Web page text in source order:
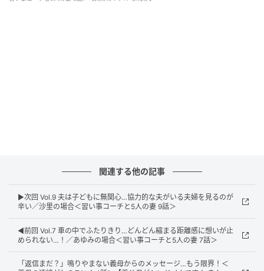
関連する他の記事
▶︎次回 Vol.9 夫は子どもに無関心…協力的な夫がいる夫婦を見るのが
辛い／沙里の場合＜習い事コーチと5人の妻 9話＞
◀︎前回 Vol.7 車の中でふたりきり…どんどん縮まる距離感に想いが止
められない…！／あゆみの場合＜習い事コーチと5人の妻 7話＞
「返信まだ？」鳴りやまない義母からのメッセージ…もう限界！＜